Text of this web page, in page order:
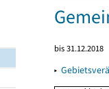
bis 31.12.2018
▸